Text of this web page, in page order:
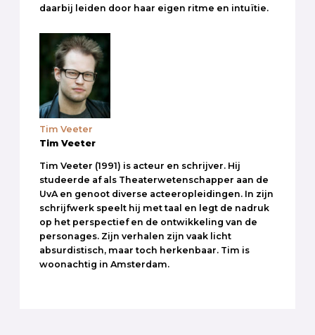
daarbij leiden door haar eigen ritme en intuïtie.
Tim Veeter
Tim Veeter
Tim Veeter (1991) is acteur en schrijver. Hij
studeerde af als Theaterwetenschapper aan de
UvA en genoot diverse acteeropleidingen. In zijn
schrijfwerk speelt hij met taal en legt de nadruk
op het perspectief en de ontwikkeling van de
personages. Zijn verhalen zijn vaak licht
absurdistisch, maar toch herkenbaar. Tim is
woonachtig in Amsterdam.